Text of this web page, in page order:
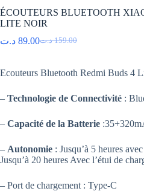
ÉCOUTEURS BLUETOOTH
LITE NOIR
159.00 د.ت
Le
était :
89.00 د.ت
Le
est :
Ecouteurs Bluetooth Redmi Buds 4
– Technologie de Connectivité :
– Capacité de la Batterie
– Autonomie : Jusqu’à 5 heures
Jusqu’à 20 heures Avec l’étui de
– Port de chargement : Type-C